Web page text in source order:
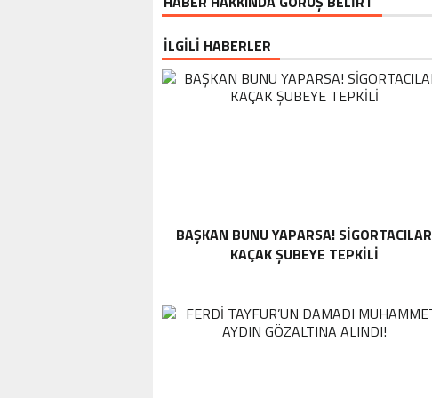
İLGİLİ HABERLER
BAŞKAN BUNU YAPARSA! SIGORTACILAR
KAÇAK ŞUBEYE TEPKILI